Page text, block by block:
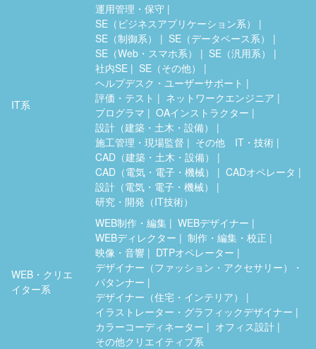
IT系
運用管理・保守
SE（ビジネスアプリケーション系）
SE（制御系）
SE（データベース系）
SE（Web・スマホ系）
SE（汎用系）
社内SE
SE（その他）
ヘルプデスク・ユーザーサポート
評価・テスト
ネットワークエンジニア
プログラマ
OAインストラクター
設計（建築・土木・設備）
施工管理・現場監督
その他 IT・技術
CAD（建築・土木・設備）
CAD（電気・電子・機械）
CADオペレータ
設計（電気・電子・機械）
研究・開発（IT技術）
WEB・クリエ
イター系
WEB制作・編集
WEBデザイナー
WEBディレクター
制作・編集・校正
映像・音響
DTPオペレーター
デザイナー（ファッション・アクセサリー）・
パタンナー
デザイナー（住宅・インテリア）
イラストレーター・グラフィックデザイナー
カラーコーディネーター
オフィス設計
その他クリエイティブ系